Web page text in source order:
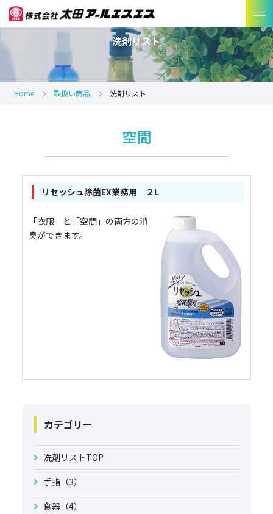
洗剤リスト
Home 取扱い商品 洗剤リスト
空間
リセッシュ除菌EX業務用 ２L
「衣服」と「空間」の両方の消
臭ができます。
カテゴリー
洗剤リストTOP
手指（3）
食器（4）